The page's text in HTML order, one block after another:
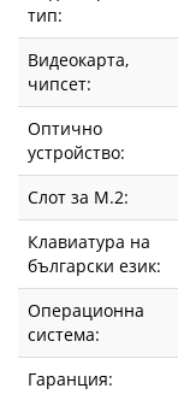
тип:
Видеокарта,
чипсет:
Оптично
устройство:
Слот за М.2:
Клавиатура на
български език:
Операционна
система:
Гаранция: